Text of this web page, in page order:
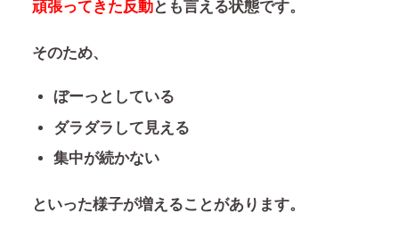
頑張ってきた反動とも言える状態です。
そのため、
ぼーっとしている
ダラダラして見える
集中が続かない
といった様子が増えることがあります。